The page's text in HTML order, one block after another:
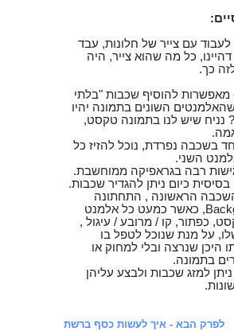
עם צייר של חלונות, עבד
כל מה שהוא צייר, היה
כך.
מאפשרות להוסיף שכבות "בלתי
השונים בתמונה יהיו
נניח שיש לנו בתמונה טקסט,
בשכבה נפרדת, נוכל להזיז כל
השני.
רבה בגראפיקה ממוחשבת.
כיום ניתן להגדיר שכבות.
הראשונה , התחתונה
תהיה הרקע: Background, כאשר כמעט כל אלמנט
כפתור, קו / מרובע / עיגול ,
על מנת שנוכל לטפל בו
היכן שנרצה ובלי למחוק או
בתמונה.
למזג שכבות ולבצע עליהן
לפרק הבא - איך לעשות כסף ברשת